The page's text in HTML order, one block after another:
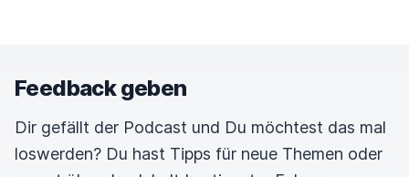
Feedback geben
Dir gefällt der Podcast und Du möchtest das mal
loswerden? Du hast Tipps für neue Themen oder